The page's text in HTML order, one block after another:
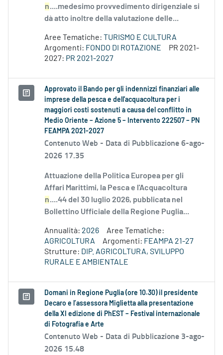
n....medesimo provvedimento dirigenziale si
dà atto inoltre della valutazione delle...
Aree Tematiche: TURISMO E CULTURA
Argomenti: FONDO DI ROTAZIONE
PR 2021-
2027: PR 2021-2027
Approvato il Bando per gli indennizzi finanziari alle
imprese della pesca e dell'acquacoltura per i
maggiori costi sostenuti a causa del conflitto in
Medio Oriente – Azione 5 – Intervento 222507 – PN
FEAMPA 2021-2027
Contenuto Web - Data di Pubblicazione 6-ago-
2026 17.35
Attuazione della Politica Europea per gli
Affari Marittimi, la Pesca e l'Acquacoltura
n....44 del 30 luglio 2026, pubblicata nel
Bollettino Ufficiale della Regione Puglia...
Annualità: 2026
Aree Tematiche:
AGRICOLTURA
Argomenti: FEAMPA 21-27
Strutture: DIP. AGRICOLTURA, SVILUPPO
RURALE E AMBIENTALE
Domani in Regione Puglia (ore 10.30) il presidente
Decaro e l’assessora Miglietta alla presentazione
della XI edizione di PhEST – Festival internazionale
di Fotografia e Arte
Contenuto Web - Data di Pubblicazione 3-ago-
2026 15.48